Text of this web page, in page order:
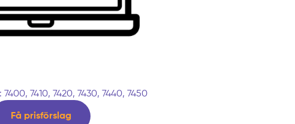
7410, 7420, 7430, 7440, 7450
Få prisförslag